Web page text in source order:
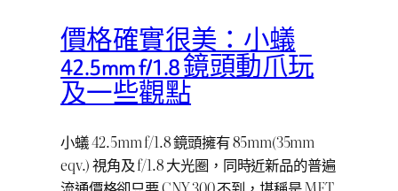
價格確實很美：小蟻
42.5mm f/1.8 鏡頭動爪玩
及一些觀點
小蟻 42.5mm f/1.8 鏡頭擁有 85mm(35mm
eqv.) 視角及 f/1.8 大光圈，同時近新品的普遍